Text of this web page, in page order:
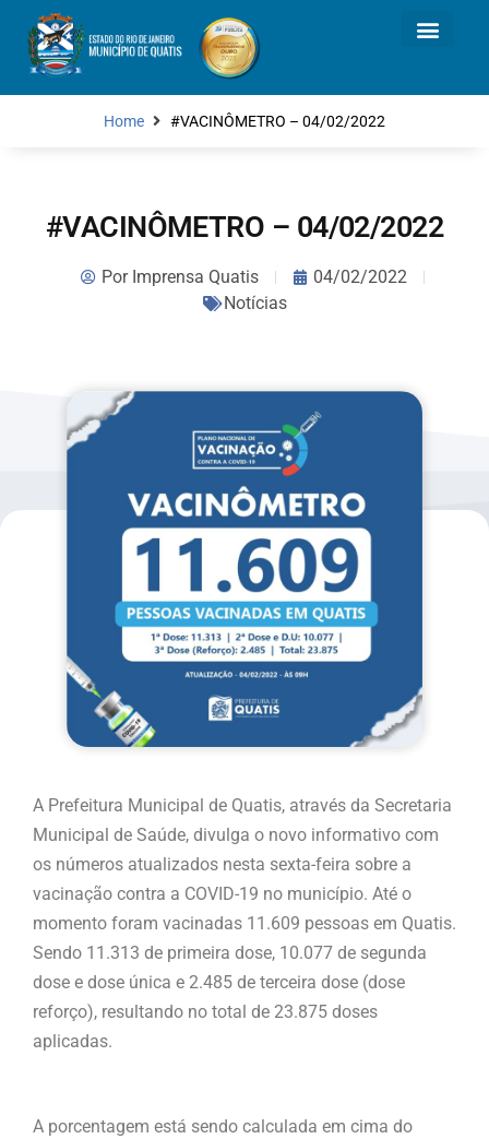
Home #VACINÔMETRO – 04/02/2022
#VACINÔMETRO – 04/02/2022
PorImprensa Quatis
04/02/2022
Notícias
A Prefeitura Municipal de Quatis, através da Secretaria
Municipal de Saúde, divulga o novo informativo com
os números atualizados nesta sexta-feira sobre a
vacinação contra a COVID-19 no município. Até o
momento foram vacinadas 11.609 pessoas em Quatis.
Sendo 11.313 de primeira dose, 10.077 de segunda
dose e dose única e 2.485 de terceira dose (dose
reforço), resultando no total de 23.875 doses
aplicadas.
A porcentagem está sendo calculada em cima do